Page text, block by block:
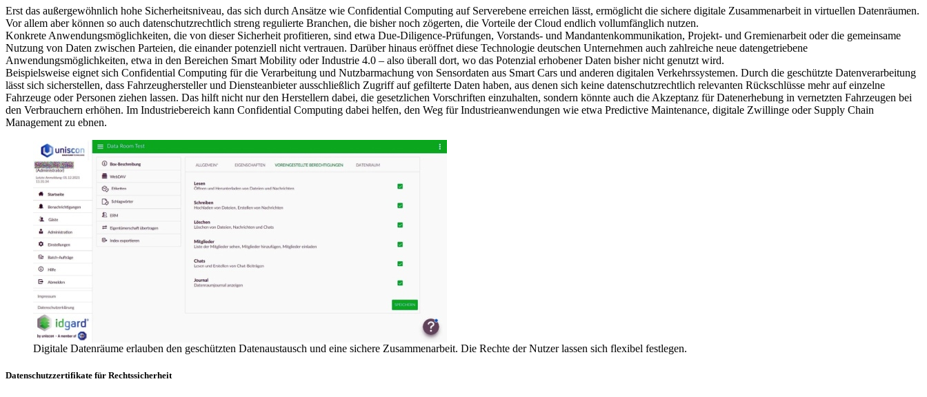
Erst das außergewöhnlich hohe Sicherheitsniveau, das sich durch Ansätze wie Confidential Computing auf Serverebene erreichen lässt, ermöglicht die sichere digitale Zusammenarbeit in virtuellen Datenräumen.
Vor allem aber können so auch datenschutzrechtlich streng regulierte Branchen, die bisher noch zögerten, die Vorteile der Cloud endlich vollumfänglich nutzen.
Konkrete Anwendungsmöglichkeiten, die von dieser Sicherheit profitieren, sind etwa Due-Diligence-Prüfungen, Vorstands- und Mandantenkommunikation, Projekt- und Gremienarbeit oder die gemeinsame
Nutzung von Daten zwischen Parteien, die einander potenziell nicht vertrauen. Darüber hinaus eröffnet diese Technologie deutschen Unternehmen auch zahlreiche neue datengetriebene
Anwendungsmöglichkeiten, etwa in den Bereichen Smart Mobility oder Industrie 4.0 – also überall dort, wo das Potenzial erhobener Daten bisher nicht genutzt wird.
Beispielsweise eignet sich Confidential Computing für die Verarbeitung und Nutzbarmachung von Sensordaten aus Smart Cars und anderen digitalen Verkehrssystemen. Durch die geschützte Datenverarbeitung
lässt sich sicherstellen, dass Fahrzeughersteller und Diensteanbieter ausschließlich Zugriff auf gefilterte Daten haben, aus denen sich keine datenschutzrechtlich relevanten Rückschlüsse mehr auf einzelne
Fahrzeuge oder Personen ziehen lassen. Das hilft nicht nur den Herstellern dabei, die gesetzlichen Vorschriften einzuhalten, sondern könnte auch die Akzeptanz für Datenerhebung in vernetzten Fahrzeugen bei
den Verbrauchern erhöhen. Im Industriebereich kann Confidential Computing dabei helfen, den Weg für Industrieanwendungen wie etwa Predictive Maintenance, digitale Zwillinge oder Supply Chain
Management zu ebnen.
Digitale Datenräume erlauben den geschützten Datenaustausch und eine sichere Zusammenarbeit. Die Rechte der Nutzer lassen sich flexibel festlegen.
Datenschutzzertifikate für Rechtssicherheit